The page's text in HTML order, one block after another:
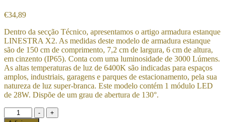
€34,89
Dentro da secção Técnico, apresentamos o artigo armadura estanque
LINESTRA X2. As medidas deste modelo de armadura estanque
são de 150 cm de comprimento, 7,2 cm de largura, 6 cm de altura,
em cinzento (IP65). Conta com uma luminosidade de 3000 Lúmens.
As altas temperaturas de luz de 6400K são indicadas para espaços
amplos, industriais, garagens e parques de estacionamento, pela sua
natureza de luz super-branca. Este modelo contém 1 módulo LED
de 28W. Dispõe de um grau de abertura de 130°.
-
Quantidade
+